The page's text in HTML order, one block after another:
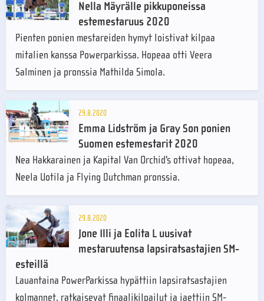
Nella Mäyrälle pikkuponeissa
estemestaruus 2020
Pienten ponien mestareiden hymyt loistivat kilpaa
mitalien kanssa Powerparkissa. Hopeaa otti Veera
Salminen ja pronssia Mathilda Simola.
29.8.2020
Emma Lidström ja Gray Son ponien
Suomen estemestarit 2020
Nea Hakkarainen ja Kapital Van Orchid's ottivat hopeaa,
Neela Uotila ja Flying Dutchman pronssia.
29.8.2020
Jone Illi ja Eolita L uusivat
mestaruutensa lapsiratsastajien SM-
esteillä
Lauantaina PowerParkissa hypättiin lapsiratsastajien
kolmannet, ratkaisevat finaalikilpailut ja jaettiin SM-